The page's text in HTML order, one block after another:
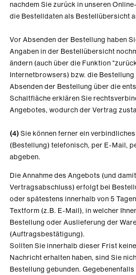
nachdem Sie zurück in unseren
die Bestelldaten als Bestellübersicht
Vor Absenden der Bestellung haben
Angaben in der Bestellübersicht
ändern (auch über die Funktion
Internetbrowsers) bzw. die Bestellung
Absenden der Bestellung über die
Schaltfläche erklären Sie
Angebotes, wodurch der Vertrag
(4) Sie können ferner ein
(Bestellung) telefonisch, per E-Mail,
abgeben.
Die Annahme des Angebots (und
Vertragsabschluss) erfolgt bei
oder spätestens innerhalb von 5
Textform (z.B. E-Mail), in welcher
Bestellung oder Auslieferung der Ware
(Auftragsbestätigung).
Sollten Sie innerhalb dieser Frist
Nachricht erhalten haben, sind Sie
Bestellung gebunden.